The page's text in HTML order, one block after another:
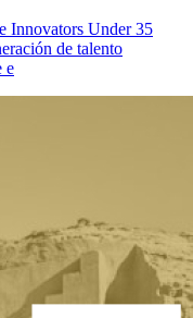
Innovators Under 35
de talento
e